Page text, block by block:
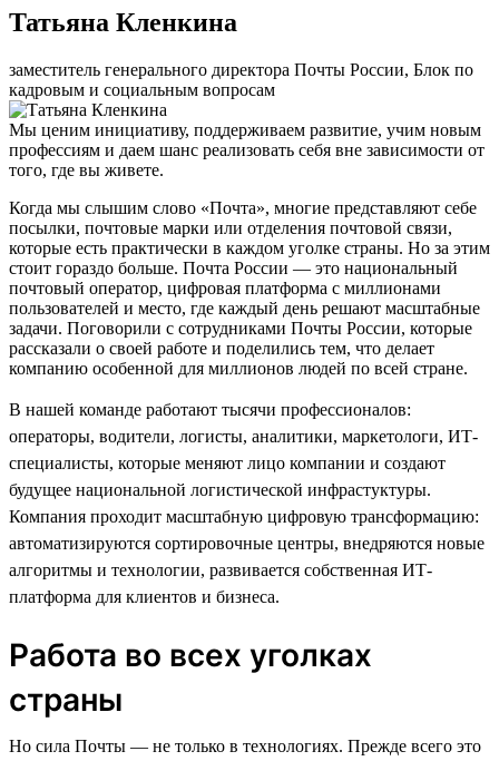
Татьяна Кленкина
заместитель генерального директора Почты России, Блок по
кадровым и социальным вопросам
Мы ценим инициативу, поддерживаем развитие, учим новым
профессиям и даем шанс реализовать себя вне зависимости от
того, где вы живете.
Когда мы слышим слово «Почта», многие представляют себе
посылки, почтовые марки или отделения почтовой связи,
которые есть практически в каждом уголке страны. Но за этим
стоит гораздо больше. Почта России — это национальный
почтовый оператор, цифровая платформа с миллионами
пользователей и место, где каждый день решают масштабные
задачи. Поговорили с сотрудниками Почты России, которые
рассказали о своей работе и поделились тем, что делает
компанию особенной для миллионов людей по всей стране.
В нашей команде работают тысячи профессионалов:
операторы, водители, логисты, аналитики, маркетологи, ИТ-
специалисты, которые меняют лицо компании и создают
будущее национальной логистической инфрастуктуры.
Компания проходит масштабную цифровую трансформацию:
автоматизируются сортировочные центры, внедряются новые
алгоритмы и технологии, развивается собственная ИТ-
платформа для клиентов и бизнеса.
Работа во всех уголках
страны
Но сила Почты — не только в технологиях. Прежде всего это